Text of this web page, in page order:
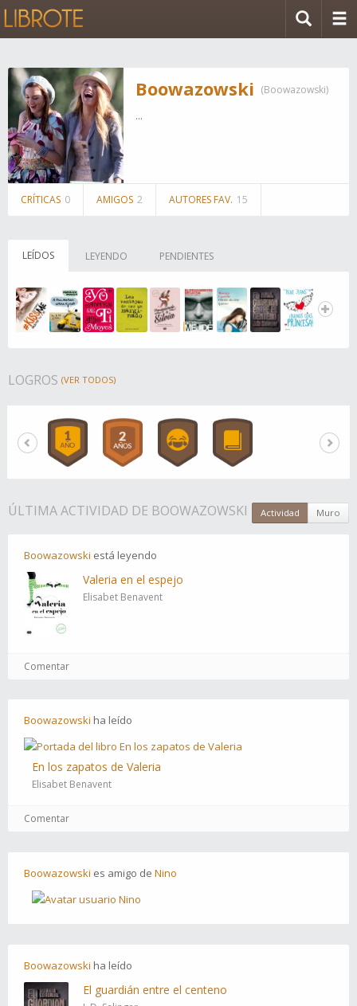
Boowazowski (Boowazowski)
...
CRÍTICAS 0 AMIGOS 2 AUTORES FAV. 15
LEÍDOS LEYENDO PENDIENTES
LOGROS (VER TODOS)
Actividad Muro
ÚLTIMA ACTIVIDAD DE BOOWAZOWSKI
Boowazowski está leyendo
Valeria en el espejo
Elisabet Benavent
Comentar
Boowazowski ha leído
En los zapatos de Valeria
Elisabet Benavent
Comentar
Boowazowski es amigo de Nino
Boowazowski ha leído
El guardián entre el centeno